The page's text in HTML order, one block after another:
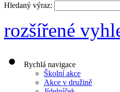
Hledaný výraz:
rozšířené
Rychlá navigace
Školní akce
Akce v družině